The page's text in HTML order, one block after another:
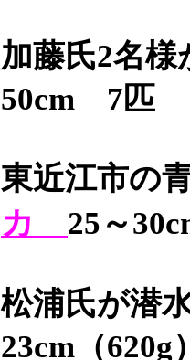
加藤氏2名
50cm 7匹
東近江市の
カ 25～
松浦氏が潜
23cm（